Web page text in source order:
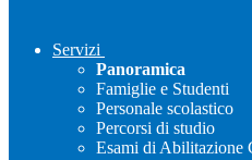
Servizi
Panoramica
Famiglie e Studenti
Personale scolastico
Percorsi di studio
Esami di Abilitazione